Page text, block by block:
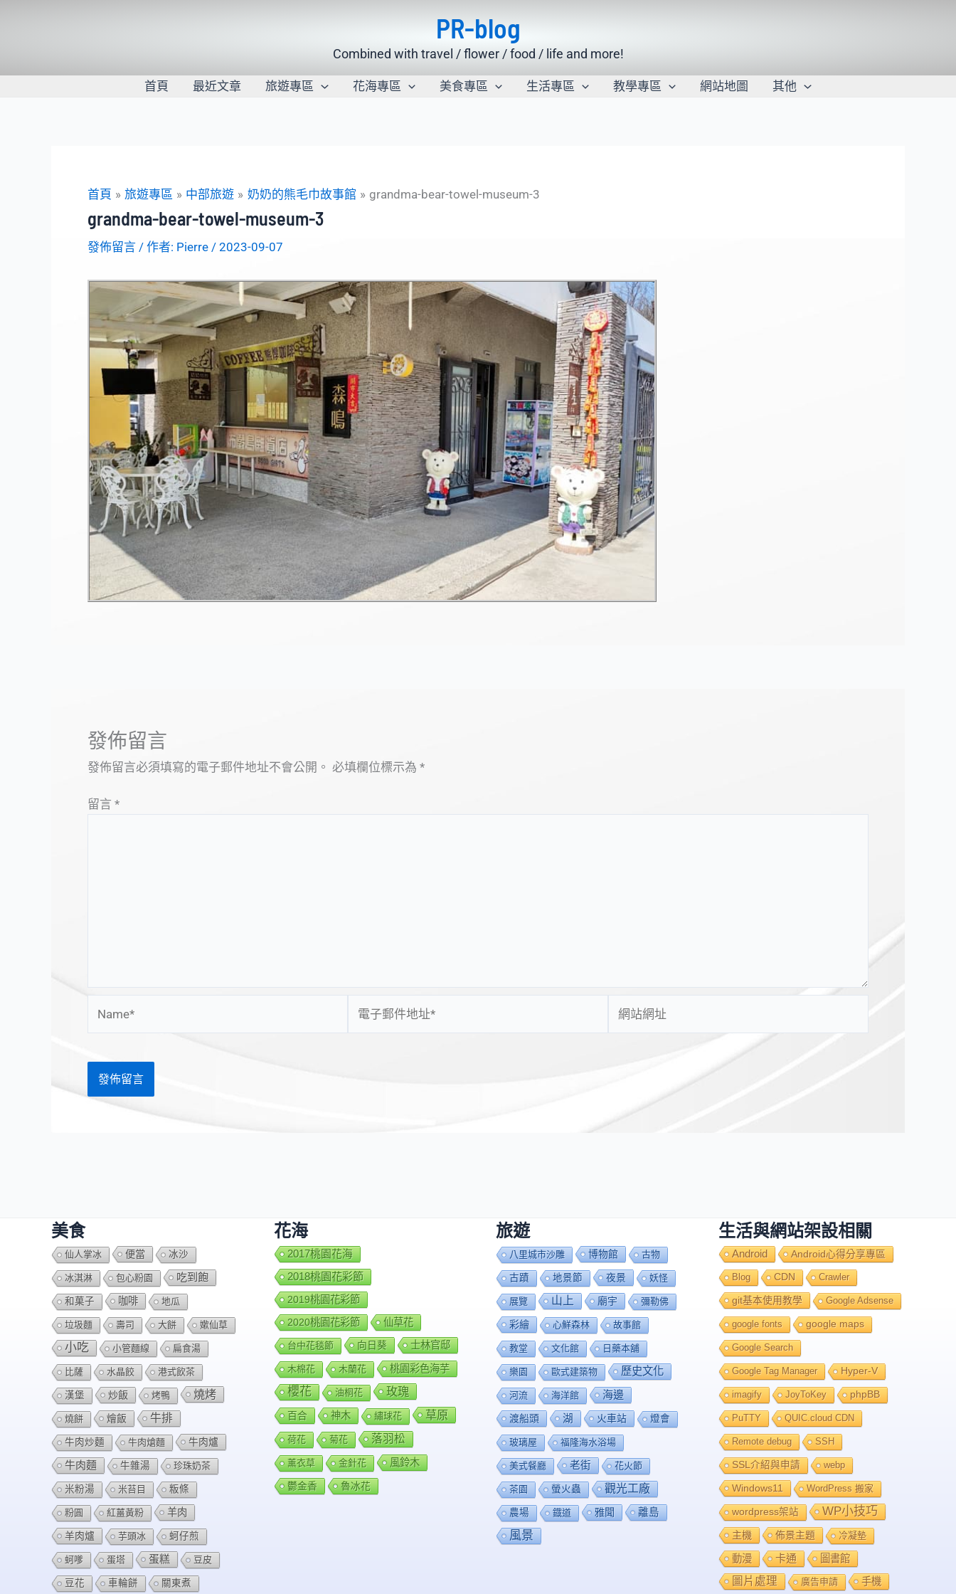
PR-blog
Combined with travel / flower / food / life and more!
首頁 最近文章 旅遊專區 花海專區 美食專區 生活專區 教學專區 網站地圖 其他
首頁 旅遊專區 中部旅遊 奶奶的熊毛巾故事館 grandma-bear-towel-museum-3
grandma-bear-towel-museum-3
發佈留言 / 作者: Pierre / 2023-09-07
發佈留言
發佈留言必須填寫的電子郵件地址不會公開。 必填欄位標示為 *
留言 *
站
美食
仙人掌冰 便當 冰沙
冰淇淋 包心粉園 吃到飽
和菓子 咖啡 地瓜
垃圾麵 壽司 大餅 嫰仙草
小吃 小管麵線 扁食湯
比薩 水晶餃 港式飲茶
漢堡 炒飯 烤鴨 燒烤
燒餅 燴飯 牛排
牛肉炒麵 牛肉熗麵 牛肉爐
牛肉麵 牛雜湯 珍珠奶茶
米粉湯 米苔目 粄條
粉圓 紅薑黃粉 羊肉
羊肉爐 芋頭冰 蚵仔煎
蚵嗲 蛋塔 蛋糕 豆皮
豆花 車輪餅 關東煮
花海
2017桃園花海
2018桃園花彩節
2019桃園花彩節
2020桃園花彩節
仙草花
台中花毯節 向日葵 士林官邸
木棉花 木蘭花 桃園彩色海芋
櫻花 油桐花 玫瑰
百合 神木 繡球花 草原
荷花 菊花 落羽松
薰衣草 金針花 風鈴木
鬱金香 魯冰花
旅遊
八里城市沙雕 博物館 古物
古蹟 地景節 夜景 妖怪
展覽 山上 廟宇 彌勒佛
彩繪 心鮮森林 故事館
教堂 文化館 日藥本舖
樂園 歐式建築物 歷史文化
河流 海洋館 海邊
渡船頭 湖 火車站 燈會
玻璃屋 福隆海水浴場
美式餐廳 老街 花火節
茶園 螢火蟲 觀光工廠
農場 鐡道 雅聞 離島
風景
生活與網站架設相關
Android Android心得分享專區
Blog CDN Crawler
git基本使用教學 Google Adsense
google fonts google maps
Google Search
Google Tag Manager Hyper-V
imagify JoyToKey phpBB
PuTTY QUIC.cloud CDN
Remote debug SSH
SSL介紹與申請 webp
Windows11 WordPress 搬家
wordpress架站 WP小技巧
主機 佈景主題 冷凝墊
動漫 卡通 圖書館
圖片處理 廣告申請 手機